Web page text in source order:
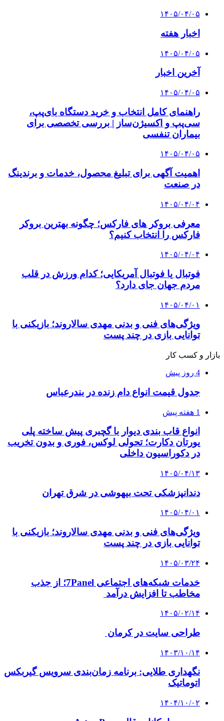
۱۴۰۵/۰۴/۰۵
اخبار هفته
۱۴۰۵/۰۴/۰۵
آخرین اخبار
۱۴۰۵/۰۴/۰۵
راهنمای کامل انتخاب و خرید دستگاه بای‌پپ،
سی‌پپ و اکسیژن‌ساز | بررسی تخصصی برای
بیماران تنفسی
۱۴۰۵/۰۴/۰۵
اهمیت آگهی برای تبلیغ محصول، خدمات و برندینگ
در صنعت
۱۴۰۵/۰۴/۰۴
معرفی بروکر های فارکس؛ چگونه بهترین بروکر
فارکس را انتخاب کنیم؟
۱۴۰۵/۰۴/۰۴
فوتبال یا فوتبال آمریکایی؛ کدام ورزش در قلب
مردم جهان جای دارد؟
۱۴۰۵/۰۴/۰۱
ویژگی‌های فنی و بدنی مهدی سالاروند؛ بازیکنی با
توانایی بازی در چند پست
بازار و کسب کار
4 روز پیش
جدول قیمت انواع دام زنده در بندرعباس
1 هفته پیش
انواع قاب بندی دیوار با گچبری پیش ساخته پلی
یورتان دکارت؛ تحولی لوکس، فوری و بدون تخریب
در دکوراسیون داخلی
۱۴۰۵/۰۴/۱۳
دندانپزشکی تحت بیهوشی در شرق تهران
۱۴۰۵/۰۴/۰۱
ویژگی‌های فنی و بدنی مهدی سالاروند؛ بازیکنی با
توانایی بازی در چند پست
۱۴۰۵/۰۳/۲۴
خدمات شبکه‌های اجتماعی 7Panel؛ از جذب
مخاطب تا افزایش درآمد
۱۴۰۵/۰۲/۱۴
طراحی سایت در کرمان
۱۴۰۳/۱۰/۱۴
نگهداری طلایی: برنامه زمان‌بندی سرویس گیربکس
اتوماتیک
۱۴۰۴/۱۰/۰۲